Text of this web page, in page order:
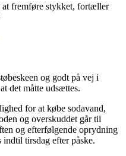
fremføre stykket, fortæller
og godt på vej i
det måtte udsættes.
for at købe sodavand,
og overskuddet går til
og efterfølgende oprydning
tirsdag efter påske.